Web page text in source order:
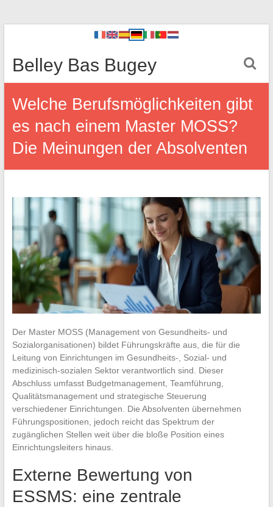
Belley Bas Bugey
Welche Berufsmöglichkeiten gibt
es nach einem Master MOSS?
Die Meinungen der Absolventen
Der Master MOSS (Management von Gesundheits- und
Sozialorganisationen) bildet Führungskräfte aus, die für die
Leitung von Einrichtungen im Gesundheits-, Sozial- und
medizinisch-sozialen Sektor verantwortlich sind. Dieser
Abschluss umfasst Budgetmanagement, Teamführung,
Qualitätsmanagement und strategische Steuerung
verschiedener Einrichtungen. Die Absolventen übernehmen
Führungspositionen, jedoch reicht das Spektrum der
zugänglichen Stellen weit über die bloße Position eines
Einrichtungsleiters hinaus.
Externe Bewertung von
ESSMS: eine zentrale